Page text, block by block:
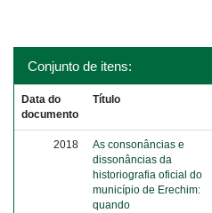
Conjunto de itens:
Data do
documento
Título
2018
As consonâncias e
dissonâncias da
historiografia oficial do
município de Erechim:
quando